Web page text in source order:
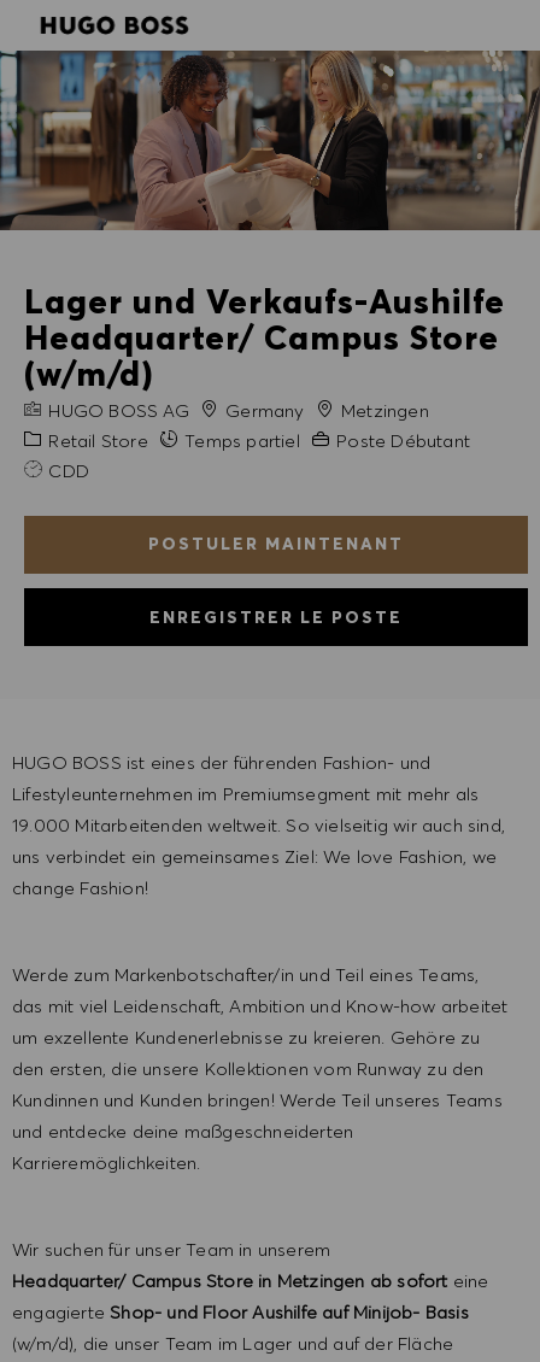
Lager und Verkaufs-Aushilfe
Headquarter/ Campus Store
(w/m/d)
NOM DE L'ENTREPRISE
HUGO BOSS AG Germany VilleMetzingen
Catégorie
Retail Store Temps partiel Expérience requise
Poste Débutant
CDD
POSTULER MAINTENANT
ENREGISTRER LE POSTE
HUGO BOSS ist eines der führenden Fashion- und
Lifestyleunternehmen im Premiumsegment mit mehr als
19.000 Mitarbeitenden weltweit. So vielseitig wir auch sind,
uns verbindet ein gemeinsames Ziel: We love Fashion, we
change Fashion!
Werde zum Markenbotschafter/in und Teil eines Teams,
das mit viel Leidenschaft, Ambition und Know-how arbeitet
um exzellente Kundenerlebnisse zu kreieren. Gehöre zu
den ersten, die unsere Kollektionen vom Runway zu den
Kundinnen und Kunden bringen! Werde Teil unseres Teams
und entdecke deine maßgeschneiderten
Karrieremöglichkeiten.
Wir suchen für unser Team in unserem
Headquarter/ Campus Store in Metzingen ab sofort eine
engagierte Shop- und Floor Aushilfe auf Minijob- Basis
(w/m/d), die unser Team im Lager und auf der Fläche